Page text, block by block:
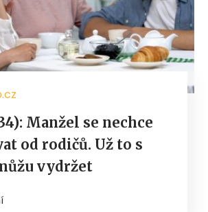
Manžel se nechce
od rodičů. Už to s
vydržet